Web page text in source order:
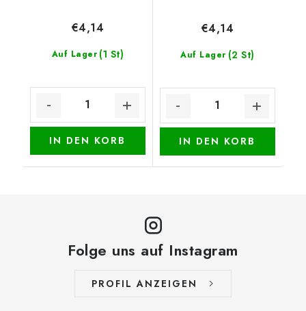
Auf Lager (1 St)
€4,14
IN DEN KORB
Auf Lager (2 St)
€4,14
IN DEN KORB
Folge uns auf Instagram
PROFIL ANZEIGEN